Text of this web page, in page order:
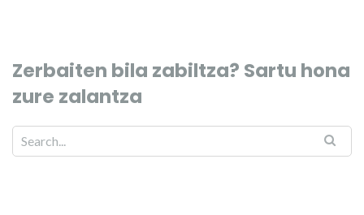
Zerbaiten bila zabiltza? Sartu hona
zure zalantza